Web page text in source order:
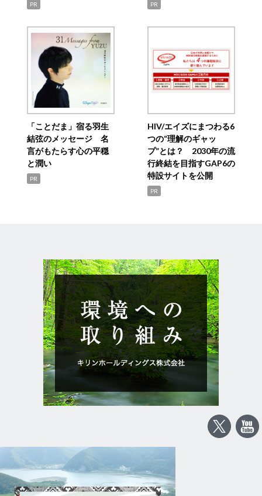
PR PR
「ことだま」宿る羽生
結弦のメッセージ 名
言がもたらす心の平穏
と潤い
PR
HIV/エイズにまつわる6
つの“理解のギャッ
プ”とは？ 2030年の流
行終結を目指すGAP6の
特設サイトを公開
PR